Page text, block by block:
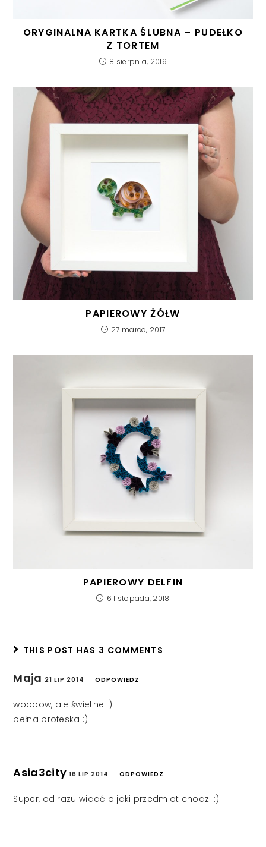
ORYGINALNA KARTKA ŚLUBNA – PUDEŁKO
Z TORTEM
8 sierpnia, 2019
PAPIEROWY ŻÓŁW
27 marca, 2017
PAPIEROWY DELFIN
6 listopada, 2018
THIS POST HAS 3 COMMENTS
Maja 21 LIP 2014 ODPOWIEDZ
woooow, ale świetne :)
pełna profeska :)
Asia3city 16 LIP 2014 ODPOWIEDZ
Super, od razu widać o jaki przedmiot chodzi :)